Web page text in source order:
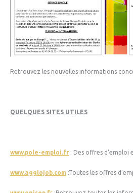
Retrouvez les nouvelles informations
QUELQUES SITES UTILES
www.pole-emploi.fr : Des offres d’emploi
www.agglojob.com :Toutes les offres